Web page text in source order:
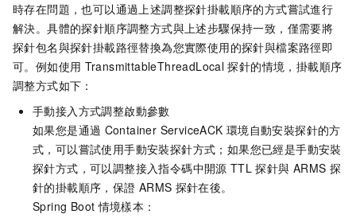
時存在問題，也可以通過上述調整探針掛載順序的方式嘗試進行
解決。具體的探針順序調整方式與上述步驟保持一致，僅需要將
探針包名與探針掛載路徑替換為您實際使用的探針與檔案路徑即
可。例如使用 TransmittableThreadLocal 探針的情境，掛載順序
調整方式如下：
手動接入方式調整啟動參數
如果您是通過 Container ServiceACK 環境自動安裝探針的方
式，可以嘗試使用手動安裝探針方式；如果您已經是手動安裝
探針方式，可以調整接入指令碼中開源 TTL 探針與 ARMS 探
針的掛載順序，保證 ARMS 探針在後。
Spring Boot 情境樣本：